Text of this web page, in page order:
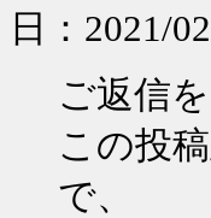
日：2021/
ご返信
この投
で、